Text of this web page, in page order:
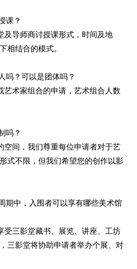
课？
及导师商讨授课形式，时间及地
相结合的模式。
吗？可以是团体吗？
艺术家组合的申请，艺术组合人数
吗？
空间，我们尊重每位申请者对于艺
式不限，但我们希望您的创作以影
期中，入围者可以享有哪些美术馆
受三影堂藏书、展览、讲座、工坊
三影堂将协助申请者举办个展、对